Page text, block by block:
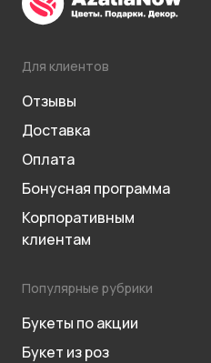
Для клиентов
Отзывы
Доставка
Оплата
Бонусная программа
Корпоративным
клиентам
Популярные рубрики
Букеты по акции
Букет из роз